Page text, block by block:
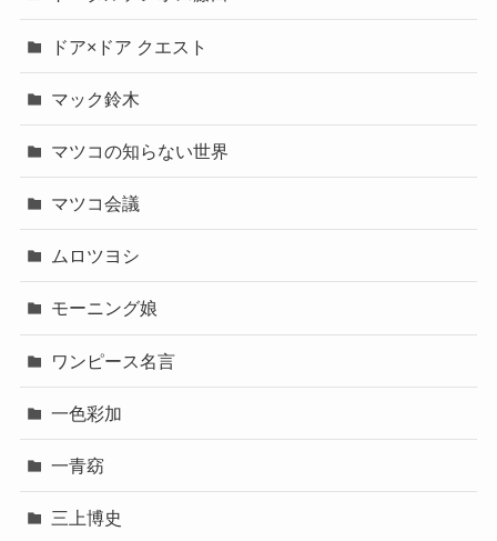
ドア×ドア クエスト
マック鈴木
マツコの知らない世界
マツコ会議
ムロツヨシ
モーニング娘
ワンピース名言
一色彩加
一青窈
三上博史